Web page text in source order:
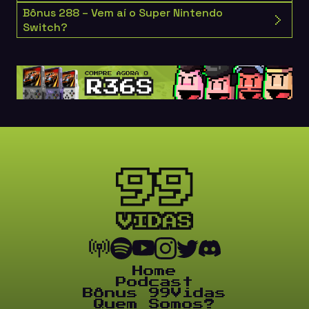
Bônus 288 – Vem aí o Super Nintendo
Switch?
Home
Podcast
Bônus 99Vidas
Quem Somos?